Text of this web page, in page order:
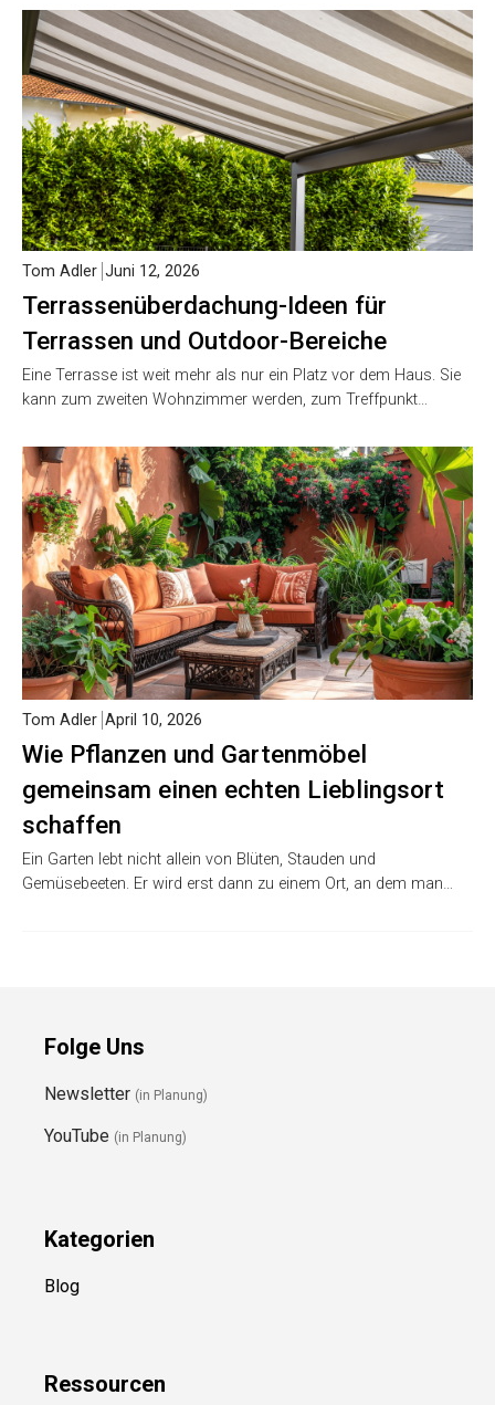
Terrassenüberdachung-Ideen für
Terrassen und Outdoor-Bereiche
Tom Adler Juni 12, 2026
Eine Terrasse ist weit mehr als nur ein Platz vor dem Haus. Sie
kann zum zweiten Wohnzimmer werden, zum Treffpunkt…
Wie Pflanzen und Gartenmöbel
gemeinsam einen echten Lieblingsort
schaffen
Tom Adler April 10, 2026
Ein Garten lebt nicht allein von Blüten, Stauden und
Gemüsebeeten. Er wird erst dann zu einem Ort, an dem man…
Folge Uns
Newsletter (in Planung)
YouTube (in Planung)
Kategorien
Blog
Ressourcen